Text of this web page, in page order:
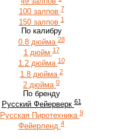
100 залпов 7
150 залпов 1
По калибру
0.8 дюйма 28
1 дюйм 17
1.2 дюйма 10
1.8 дюйма 2
2 дюйма 0
По бренду
Русский Фейерверк 61
Русская Пиротехника 9
Фейерленд 4